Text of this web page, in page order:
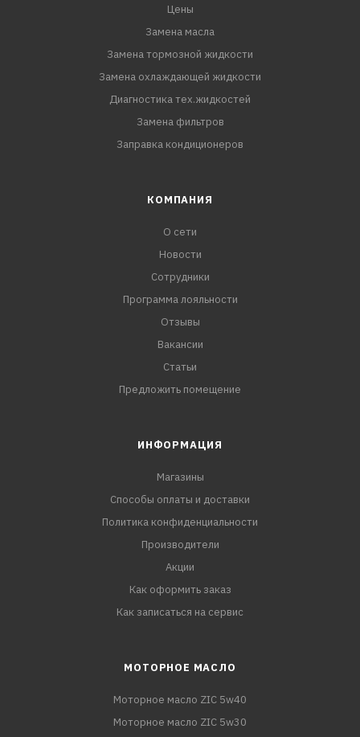
Цены
Замена масла
Замена тормозной жидкости
Замена охлаждающей жидкости
Диагностика тех.жидкостей
Замена фильтров
Заправка кондиционеров
КОМПАНИЯ
О сети
Новости
Сотрудники
Программа лояльности
Отзывы
Вакансии
Статьи
Предложить помещение
ИНФОРМАЦИЯ
Магазины
Способы оплаты и доставки
Политика конфиденциальности
Производители
Акции
Как оформить заказ
Как записаться на сервис
МОТОРНОЕ МАСЛО
Моторное масло ZIC 5w40
Моторное масло ZIC 5w30